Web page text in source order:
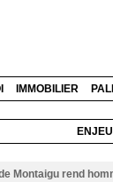
IMMOBILIER
rend